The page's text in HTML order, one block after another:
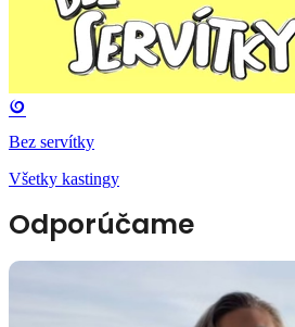
Bez servítky
Všetky kastingy
Odporúčame